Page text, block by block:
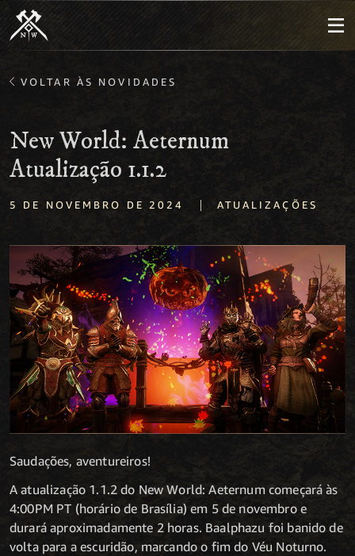
VOLTAR ÀS NOVIDADES
New World: Aeternum
Atualização 1.1.2
5 DE NOVEMBRO DE 2024 | ATUALIZAÇÕES
Saudações, aventureiros!
A atualização 1.1.2 do New World: Aeternum começará às
4:00PM PT (horário de Brasília) em 5 de novembro e
durará aproximadamente 2 horas. Baalphazu foi banido de
volta para a escuridão, marcando o fim do Véu Noturno.